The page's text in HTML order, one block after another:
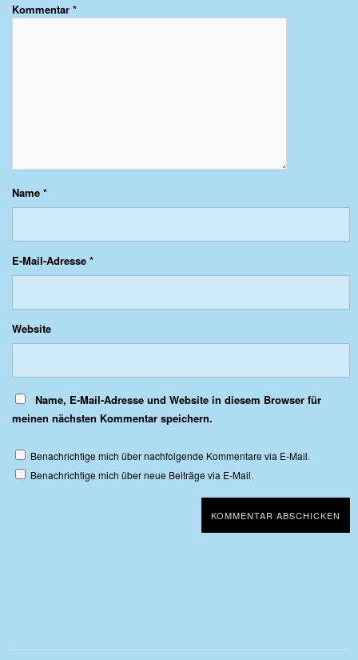
Kommentar *
Name *
E-Mail-Adresse *
Website
Name, E-Mail-Adresse und Website in diesem Browser für
meinen nächsten Kommentar speichern.
Benachrichtige mich über nachfolgende Kommentare via E-Mail.
Benachrichtige mich über neue Beiträge via E-Mail.